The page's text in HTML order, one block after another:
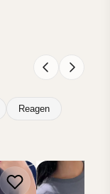
Reagen